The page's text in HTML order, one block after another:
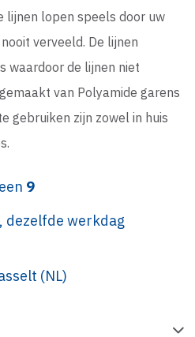
lijnen lopen speels door uw
verveeld. De lijnen
waardoor de lijnen niet
van Polyamide garens
gebruiken zijn zowel in huis
9
, dezelfde werkdag
(NL)